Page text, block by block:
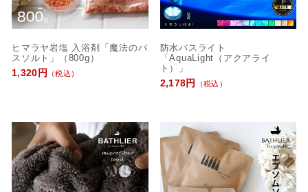
ヒマラヤ岩塩 入浴剤「魔法のバ
スソルト」（800g）
1,320円
（税込）
防水バスライト
「AquaLight（アクアライ
ト）」
2,178円
（税込）